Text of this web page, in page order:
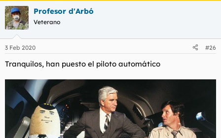
i
a
d
o
r
d
l
m
a
d
n
i
Profesor d'Arbó
Veterano
3 Feb 2020 #26
Tranquilos, han puesto el piloto automático